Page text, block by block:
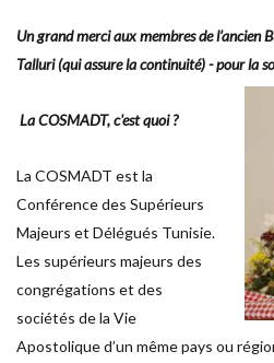
Un grand merci aux membres de l’ancien
Talluri (qui assure la continuité) - pour la
La COSMADT, c'est quoi ?
La COSMADT est la
Conférence des Supérieurs
Majeurs et Délégués Tunisie.
Les supérieurs majeurs des
congrégations et des
sociétés de la Vie
Apostolique d’un même pays ou